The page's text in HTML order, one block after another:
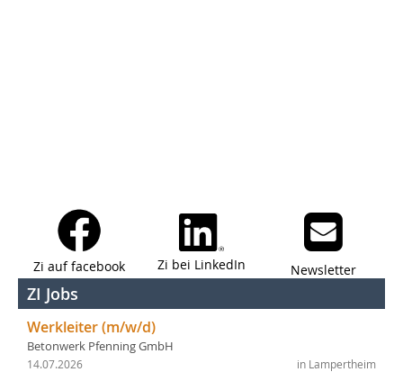
Zi auf facebook Zi bei LinkedIn Newsletter
ZI Jobs
Werkleiter (m/w/d)
Betonwerk Pfenning GmbH
in Lampertheim
14.07.2026